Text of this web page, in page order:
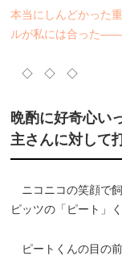
本当にしんどかった
ルが私には合った――
◇ ◇ ◇
晩酌に好奇心い
主さんに対して
ニコニコの笑顔で
ピッツの「ピート」
ピートくんの目の